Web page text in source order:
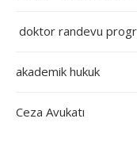
doktor randevu
akademik hukuk
Ceza Avukatı